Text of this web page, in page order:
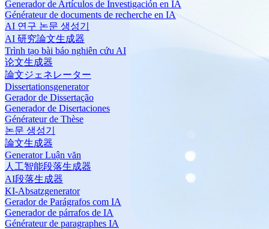
Generador de Artículos de Investigación en IA
Générateur de documents de recherche en IA
AI 연구 논문 생성기
AI 研究論文生成器
Trình tạo bài báo nghiên cứu AI
论文生成器
論文ジェネレーター
Dissertationsgenerator
Gerador de Dissertação
Generador de Disertaciones
Générateur de Thèse
논문 생성기
論文生成器
Generator Luận văn
人工智能段落生成器
AI段落生成器
KI-Absatzgenerator
Gerador de Parágrafos com IA
Generador de párrafos de IA
Générateur de paragraphes IA